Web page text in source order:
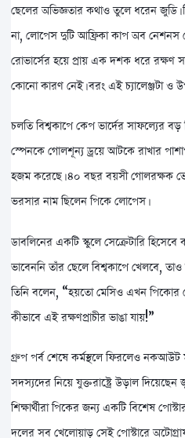
ছেলের অভিজ্ঞতার কথাও তুলে ধরেন
না, লোপেস দুটি আফ্রিকা কাপ অব নেশনস
রোভার্সের হয়ে প্রায় এক দশক ধরে রক্ষণ
কোনো কারণ নেই। বরং এই চ্যালেঞ্জটা ও
চলতি বিশ্বকাপে কেপ ভার্দের সাফল্যের বড়
স্পেনকে গোলশূন্য ড্রয়ে আটকে রাখার
হজম করেছে। ৪০ বছর বয়সী গোলরক্ষক
ভরসার নাম ছিলেন পিকে লোপেস।
ডাবলিনের একটি স্কুলে সেক্রেটারি
ভাবেননি তাঁর ছেলে বিশ্বকাপে খেলবে,
তিনি বলেন, “হয়তো মেসিও এখন পিকোর
কীভাবে এই রক্ষণপ্রাচীর ভাঙা যায়!”
গ্রুপ পর্ব শেষে কর্মস্থলে ফিরলেও নকআউট
সদস্যদের নিয়ে যুক্তরাষ্ট্রে উড়াল
শিক্ষার্থীরা পিকের জন্য একটি বিশেষ
দলের সব খেলোয়াড় সেই পোস্টারে